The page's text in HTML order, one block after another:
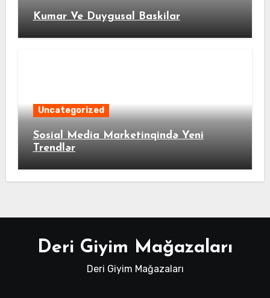
Kumar Ve Duygusal Baskilar
Uncategorized
Sosial Media Marketinqində Yeni
Trendlər
Deri Giyim Mağazaları
Deri Giyim Mağazaları